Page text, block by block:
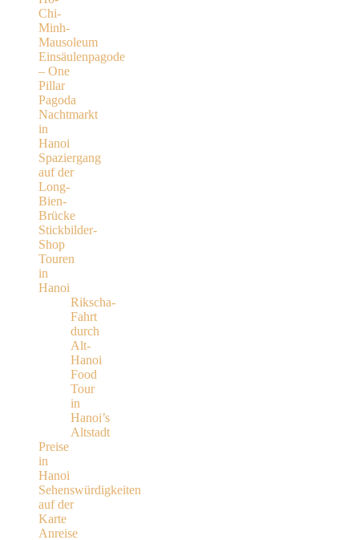
Chi-
Minh-
Mausoleum
Einsäulenpagode
– One
Pillar
Pagoda
Nachtmarkt
in
Hanoi
Spaziergang
auf der
Long-
Bien-
Brücke
Stickbilder-
Shop
Touren
in
Hanoi
Rikscha-
Fahrt
durch
Alt-
Hanoi
Food
Tour
in
Hanoi’s
Altstadt
Preise
in
Hanoi
Sehenswürdigkeiten
auf der
Karte
Anreise